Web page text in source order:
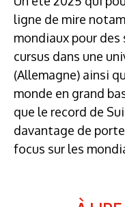
ligne de mire
mondiaux pour
cursus dans une
(Allemagne) ainsi
monde en grand
que le record de
davantage de
focus sur les